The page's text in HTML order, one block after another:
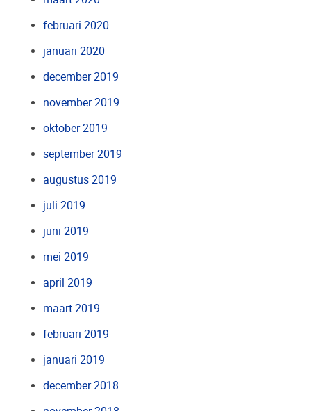
februari 2020
januari 2020
december 2019
november 2019
oktober 2019
september 2019
augustus 2019
juli 2019
juni 2019
mei 2019
april 2019
maart 2019
februari 2019
januari 2019
december 2018